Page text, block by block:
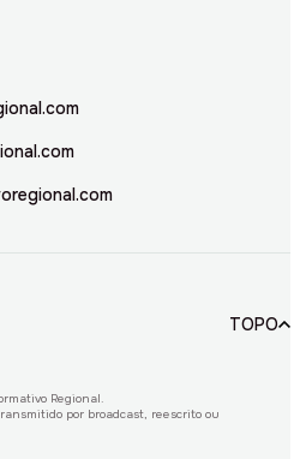
TOPO
Regional.
por broadcast, reescrito ou